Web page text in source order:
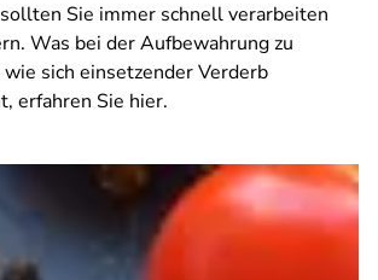
Sie immer schnell verarbeiten
Was bei der Aufbewahrung zu
sich einsetzender Verderb
erfahren Sie hier.